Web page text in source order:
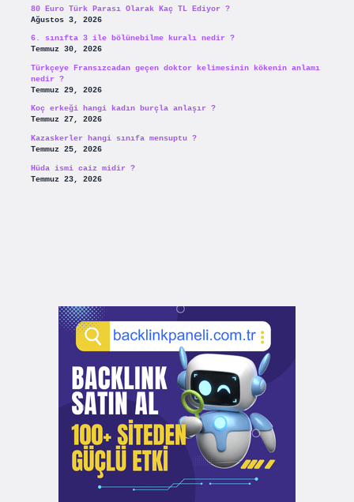
80 Euro Türk Parası Olarak Kaç TL Ediyor ?
Ağustos 3, 2026
6. sınıfta 3 ile bölünebilme kuralı nedir ?
Temmuz 30, 2026
Türkçeye Fransızcadan geçen doktor kelimesinin kökenin anlamı
nedir ?
Temmuz 29, 2026
Koç erkeği hangi kadın burçla anlaşır ?
Temmuz 27, 2026
Kazaskerler hangi sınıfa mensuptu ?
Temmuz 25, 2026
Hüda ismi caiz midir ?
Temmuz 23, 2026